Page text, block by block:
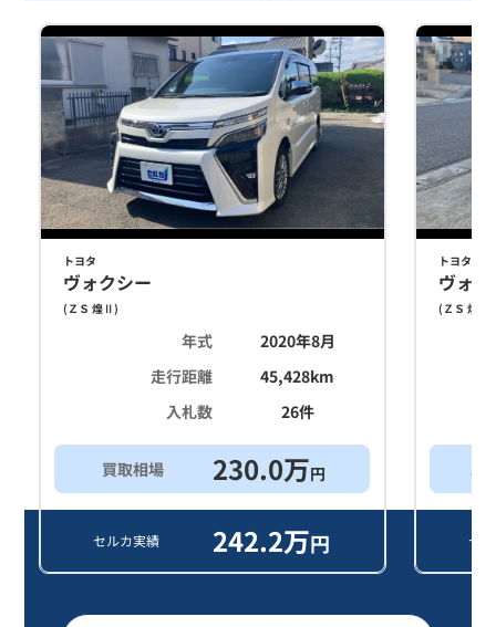
トヨタ
ヴォクシー
( ＺＳ 煌Ⅱ)
年式
2020年8月
走行距離
45,428km
入札数
26件
買取相場 230.0万円
セルカ実績 242.2万円
トヨタ
ヴォ
( ＺＳ 煌Ⅱ
ス
セ